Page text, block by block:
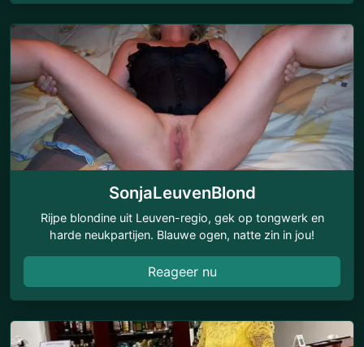
SonjaLeuvenBlond
Rijpe blondine uit Leuven-regio, gek op tongwerk en
harde neukpartijen. Blauwe ogen, natte zin in jou!
Reageer nu